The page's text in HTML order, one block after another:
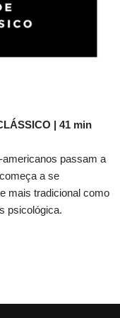
| 41 min
americanos passam a
a se
mais tradicional como
psicológica.